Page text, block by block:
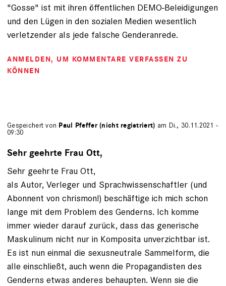
"Gosse" ist mit ihren öffentlichen DEMO-Beleidigungen
und den Lügen in den sozialen Medien wesentlich
verletzender als jede falsche Genderanrede.
ANMELDEN, UM KOMMENTARE VERFASSEN ZU
KÖNNEN
Gespeichert von Paul Pfeffer (nicht registriert) am Di., 30.11.2021 -
09:30
Sehr geehrte Frau Ott,
Sehr geehrte Frau Ott,
als Autor, Verleger und Sprachwissenschaftler (und
Abonnent von chrismon!) beschäftige ich mich schon
lange mit dem Problem des Genderns. Ich komme
immer wieder darauf zurück, dass das generische
Maskulinum nicht nur in Komposita unverzichtbar ist.
Es ist nun einmal die sexusneutrale Sammelform, die
alle einschließt, auch wenn die Propagandisten des
Genderns etwas anderes behaupten. Wenn sie die